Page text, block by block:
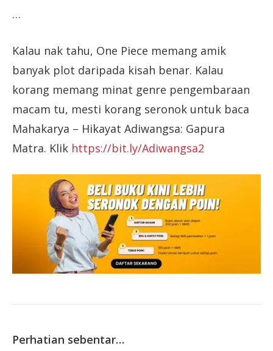
…
Kalau nak tahu, One Piece memang amik
banyak plot daripada kisah benar. Kalau
korang memang minat genre pengembaraan
macam tu, mesti korang seronok untuk baca
Mahakarya – Hikayat Adiwangsa: Gapura
Matra. Klik https://bit.ly/Adiwangsa2
Perhatian sebentar…